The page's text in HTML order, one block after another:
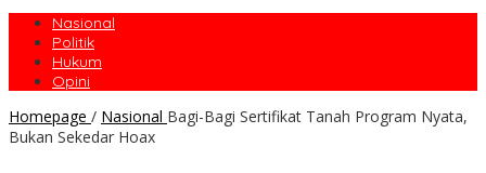
Nasional
Politik
Hukum
Opini
Homepage / Nasional Bagi-Bagi Sertifikat Tanah Program Nyata,
Bukan Sekedar Hoax